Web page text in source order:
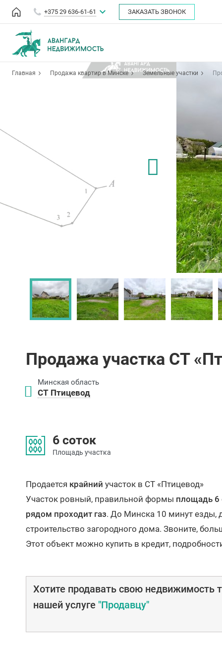
+375 29 636-61-61 ЗАКАЗАТЬ ЗВОНОК
Главная Продажа квартир в Минске Земельные участки
Продажа участка СТ
Минская область
СТ Птицевод
6 соток
Площадь участка
Продается крайний участок в СТ «Птицевод»
Участок ровный, правильной формы площадь 6
рядом проходит газ. До Минска 10 минут езды,
строительство загородного дома. Звоните,
Этот объект можно купить в кредит,
Хотите продавать свою недвижимость
нашей услуге "Продавцу"